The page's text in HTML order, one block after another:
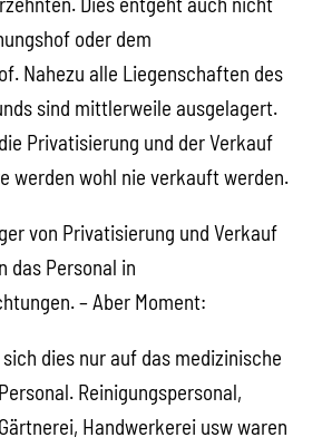
oder dem
Nahezu alle Liegenschaften des
sind mittlerweile ausgelagert.
Privatisierung und der Verkauf
werden wohl nie verkauft werden.
von Privatisierung und Verkauf
das Personal in
– Aber Moment:
dies nur auf das medizinische
Reinigungspersonal,
Handwerkerei usw waren